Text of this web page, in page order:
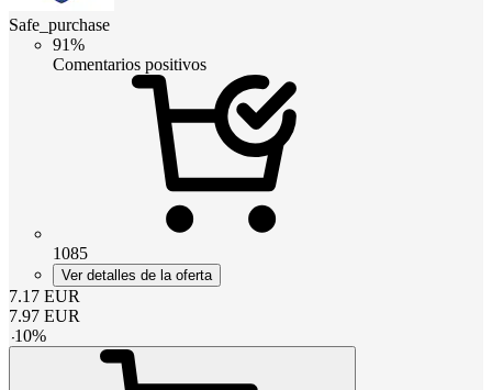
Safe_purchase
91%
Comentarios positivos
1085
Ver detalles de la oferta
7.17 EUR
7.97 EUR
-10%